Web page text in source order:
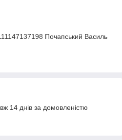
Почапський Василь
14 днів за домовленістю